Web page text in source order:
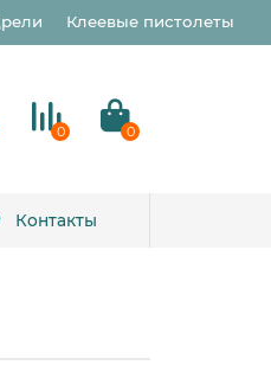
Клеевые пистолеты
0 0
Контакты